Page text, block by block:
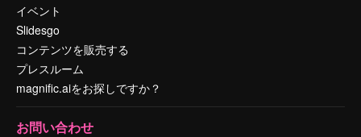
イベント
Slidesgo
コンテンツを販売する
プレスルーム
magnific.aiをお探しですか？
お問い合わせ